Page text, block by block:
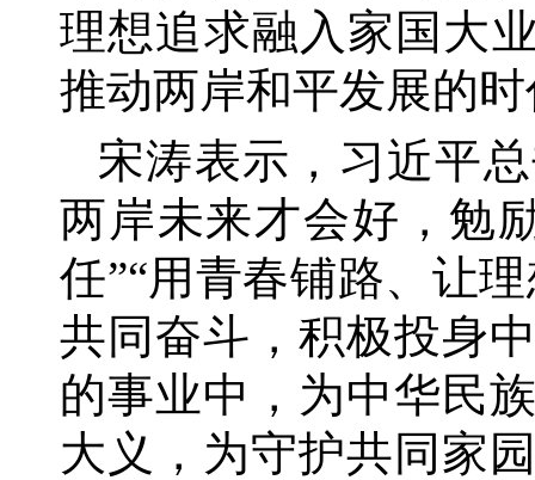
理想追求融入家国大
推动两岸和平发展的
宋涛表示，习近平
两岸未来才会好，勉
任”“用青春铺路、让
共同奋斗，积极投身
的事业中，为中华民
大义，为守护共同家